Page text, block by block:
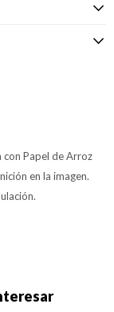
Papel de Arroz
en la imagen.